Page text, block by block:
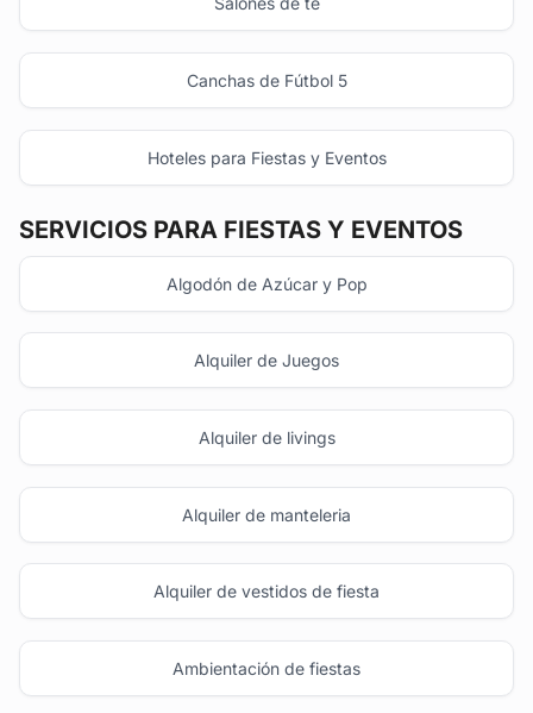
Canchas de Fútbol 5
Hoteles para Fiestas y Eventos
SERVICIOS PARA FIESTAS Y EVENTOS
Algodón de Azúcar y Pop
Alquiler de Juegos
Alquiler de livings
Alquiler de manteleria
Alquiler de vestidos de fiesta
Ambientación de fiestas